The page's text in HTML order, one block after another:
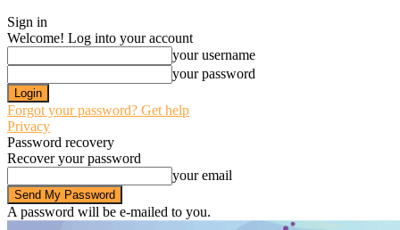
Sign in
Welcome! Log into your account
your username
your password
Forgot your password? Get help
Privacy
Password recovery
Recover your password
your email
A password will be e-mailed to you.